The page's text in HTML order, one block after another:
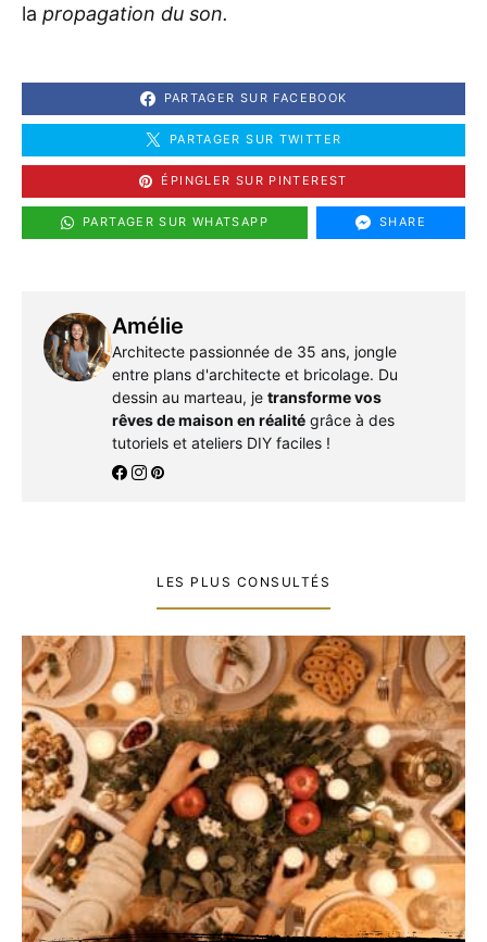
la propagation du son.
PARTAGER SUR FACEBOOK
PARTAGER SUR TWITTER
ÉPINGLER SUR PINTEREST
PARTAGER SUR WHATSAPP SHARE
Amélie
Architecte passionnée de 35 ans, jongle
entre plans d'architecte et bricolage. Du
dessin au marteau, je transforme vos
rêves de maison en réalitégrâce à des
tutoriels et ateliers DIY faciles !
LES PLUS CONSULTÉS